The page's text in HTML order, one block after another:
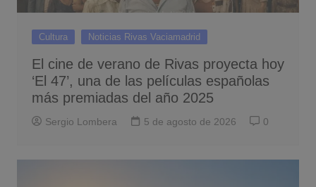
Cultura Noticias Rivas Vaciamadrid
El cine de verano de Rivas proyecta hoy
‘El 47’, una de las películas españolas
más premiadas del año 2025
Sergio Lombera 5 de agosto de 2026 0